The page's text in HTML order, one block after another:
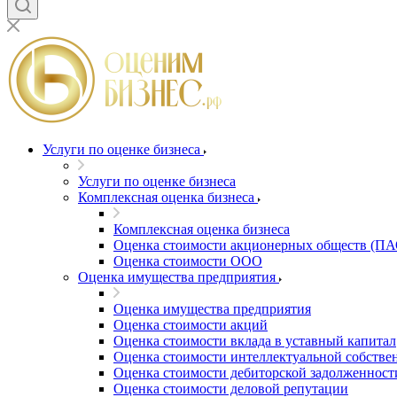
Услуги по оценке бизнеса
Услуги по оценке бизнеса
Комплексная оценка бизнеса
Комплексная оценка бизнеса
Оценка стоимости акционерных обществ
Оценка стоимости ООО
Оценка имущества предприятия
Оценка имущества предприятия
Оценка стоимости акций
Оценка стоимости вклада в уставный капитал
Оценка стоимости интеллектуальной
Оценка стоимости дебиторской
Оценка стоимости деловой репутации
Брянск
Бугульма
Бугуруслан
Буй
Буйнакск
Бутурлиновка
Валдай
Валуйки